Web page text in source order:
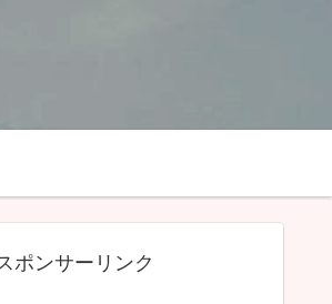
ポンサーリンク